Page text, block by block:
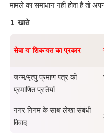
मामले का समाधान नहीं होता है तो
1. खाते:
सेवा या शिकायत का प्रकार
जन्म/मृत्यु प्रमाण पत्र की
प्रमाणित प्रतियां
नगर निगम के साथ लेखा संबंधी
विवाद